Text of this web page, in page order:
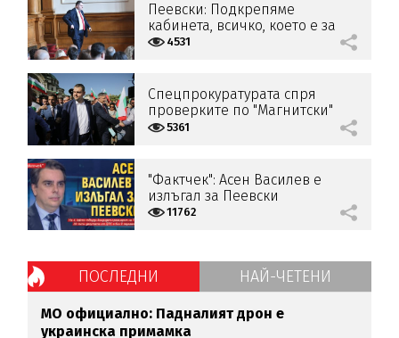
Пеевски: Подкрепяме
кабинета, всичко, което е за
хората
4531
Спецпрокуратурата спря
проверките по "Магнитски"
5361
"Фактчек": Асен Василев е
излъгал за Пеевски
11762
ПОСЛЕДНИ НАЙ-ЧЕТЕНИ
МО официално: Падналият дрон е
украинска примамка